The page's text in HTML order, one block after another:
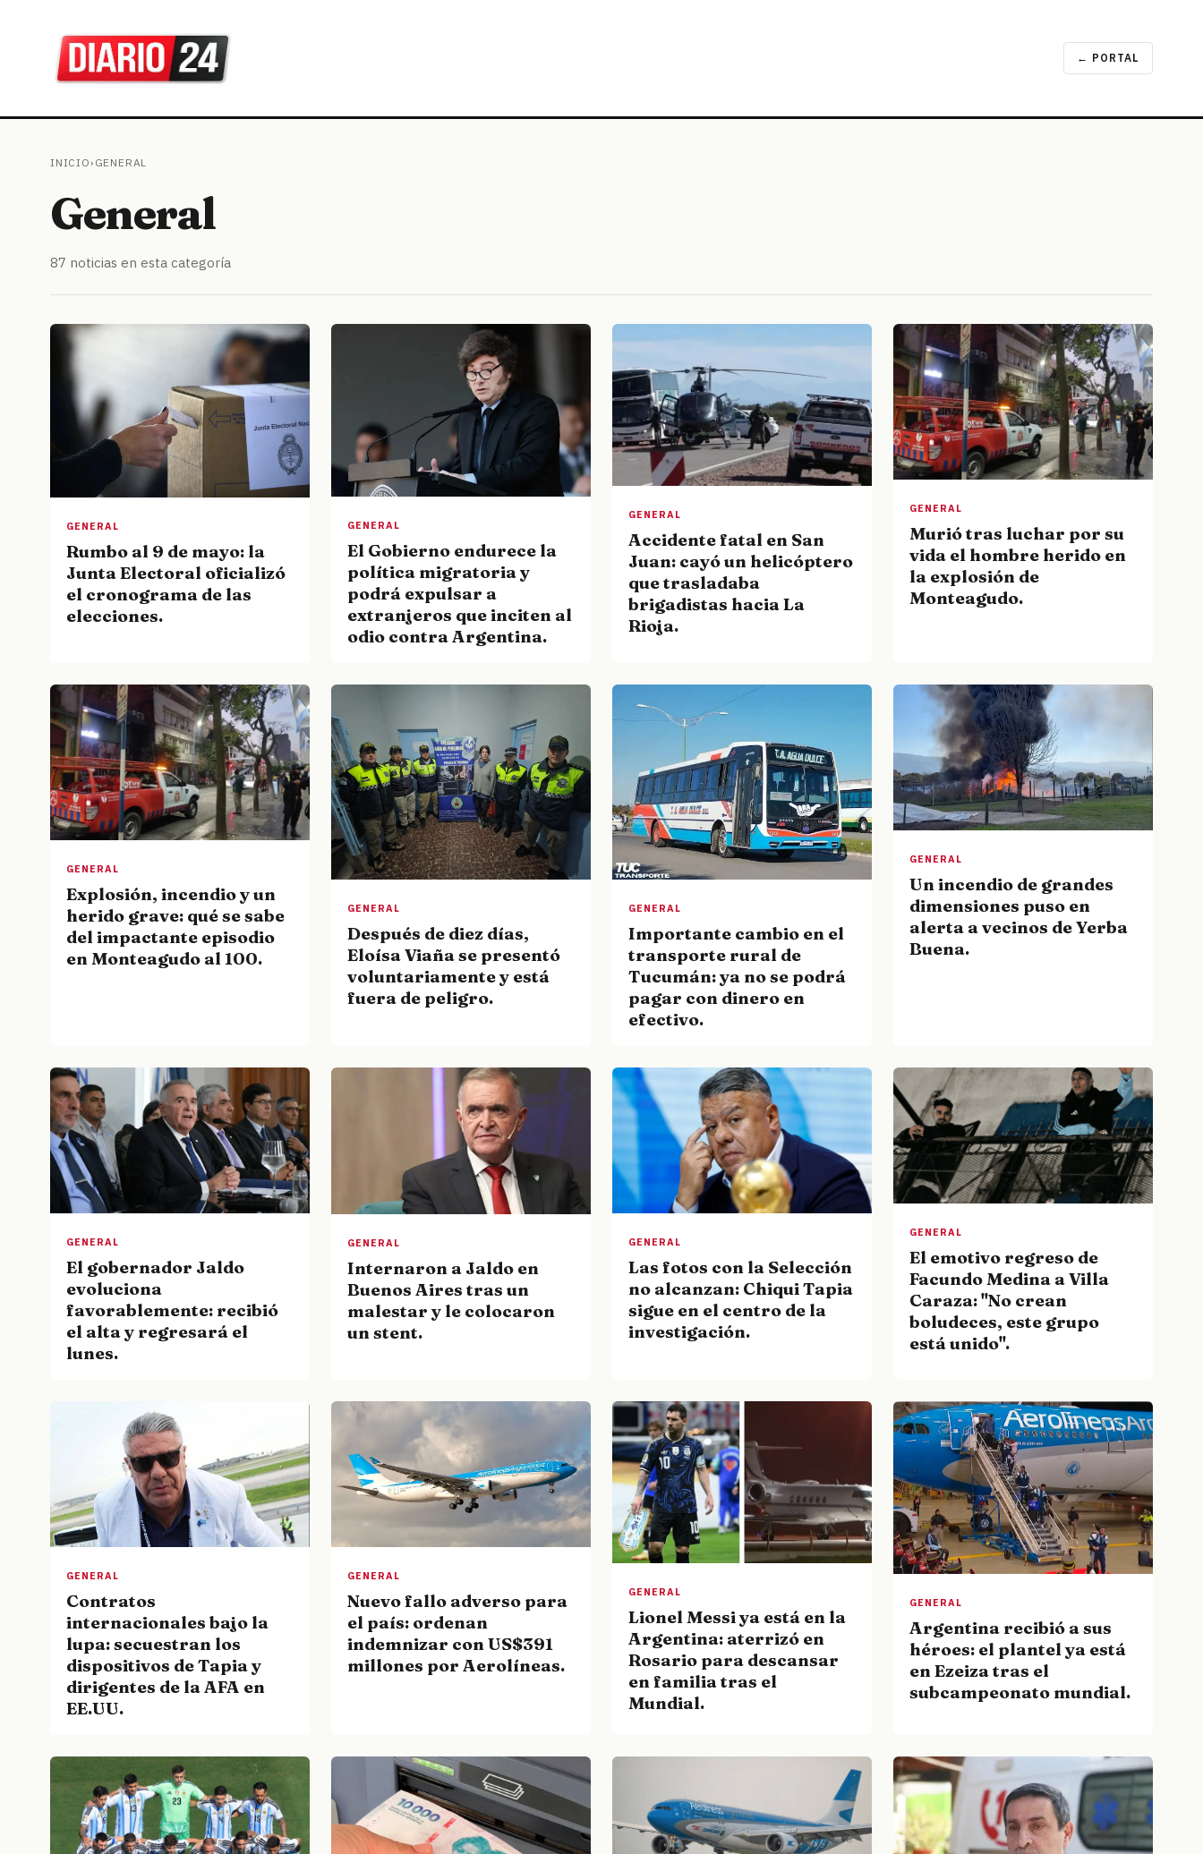
← PORTAL
INICIO› GENERAL
General
87 noticias en esta categoría
GENERAL
Rumbo al 9 de mayo: la
Junta Electoral oficializó
el cronograma de las
elecciones.
GENERAL
El Gobierno endurece la
política migratoria y
podrá expulsar a
extranjeros que inciten al
odio contra Argentina.
GENERAL
Accidente fatal en San
Juan: cayó un helicóptero
que trasladaba
brigadistas hacia La
Rioja.
GENERAL
Murió tras luchar por su
vida el hombre herido en
la explosión de
Monteagudo.
GENERAL
Explosión, incendio y un
herido grave: qué se sabe
del impactante episodio
en Monteagudo al 100.
GENERAL
Después de diez días,
Eloísa Viaña se presentó
voluntariamente y está
fuera de peligro.
GENERAL
Importante cambio en el
transporte rural de
Tucumán: ya no se podrá
pagar con dinero en
efectivo.
GENERAL
Un incendio de grandes
dimensiones puso en
alerta a vecinos de Yerba
Buena.
GENERAL
El gobernador Jaldo
evoluciona
favorablemente: recibió
el alta y regresará el
lunes.
GENERAL
Internaron a Jaldo en
Buenos Aires tras un
malestar y le colocaron
un stent.
GENERAL
Las fotos con la Selección
no alcanzan: Chiqui Tapia
sigue en el centro de la
investigación.
GENERAL
El emotivo regreso de
Facundo Medina a Villa
Caraza: "No crean
boludeces, este grupo
está unido".
GENERAL
Contratos
internacionales bajo la
lupa: secuestran los
dispositivos de Tapia y
dirigentes de la AFA en
EE.UU.
GENERAL
Nuevo fallo adverso para
el país: ordenan
indemnizar con US$391
millones por Aerolíneas.
GENERAL
Lionel Messi ya está en la
Argentina: aterrizó en
Rosario para descansar
en familia tras el
Mundial.
GENERAL
Argentina recibió a sus
héroes: el plantel ya está
en Ezeiza tras el
subcampeonato mundial.